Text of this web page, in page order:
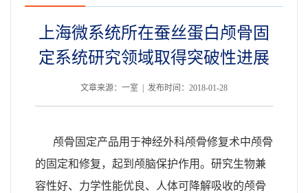
上海微系统所在蚕丝蛋白颅骨固
定系统研究领域取得突破性进展
文章来源：一室 | 发布时间：2018-01-28
颅骨固定产品用于神经外科颅骨修复术中颅骨
的固定和修复，起到颅脑保护作用。研究生物兼
容性好、力学性能优良、人体可降解吸收的颅骨